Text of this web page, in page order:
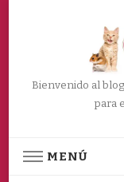
Bienvenido al
para
MENÚ